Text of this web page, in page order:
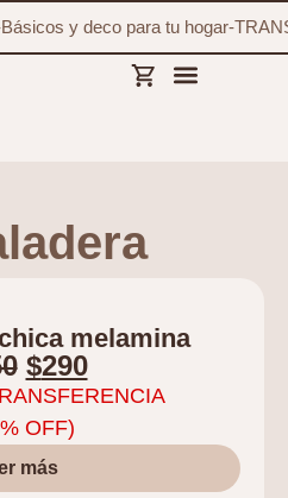
Básicos y deco para tu hogar-
melamina
$290
OFF)
más